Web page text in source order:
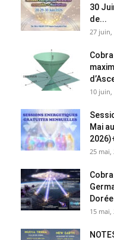
30
de...
27 juin,
10 juin,
Mai
25 mai,
15 mai,